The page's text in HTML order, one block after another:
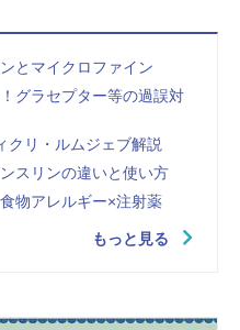
とマイクロファイン
グラセプター等の過誤対
クリ・ルムジェブ解説
スリンの違いと使い方
物アレルギー×注射薬
もっと見る